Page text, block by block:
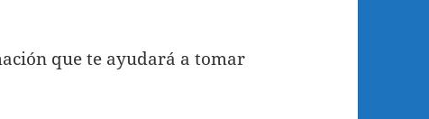
que te ayudará a tomar